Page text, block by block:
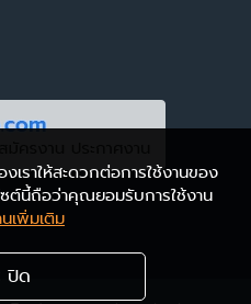
เราให้สะดวกต่อการใช้งานของ
ต์นี้ถือว่าคุณยอมรับการใช้งาน
เพิ่มเติม
ปิด